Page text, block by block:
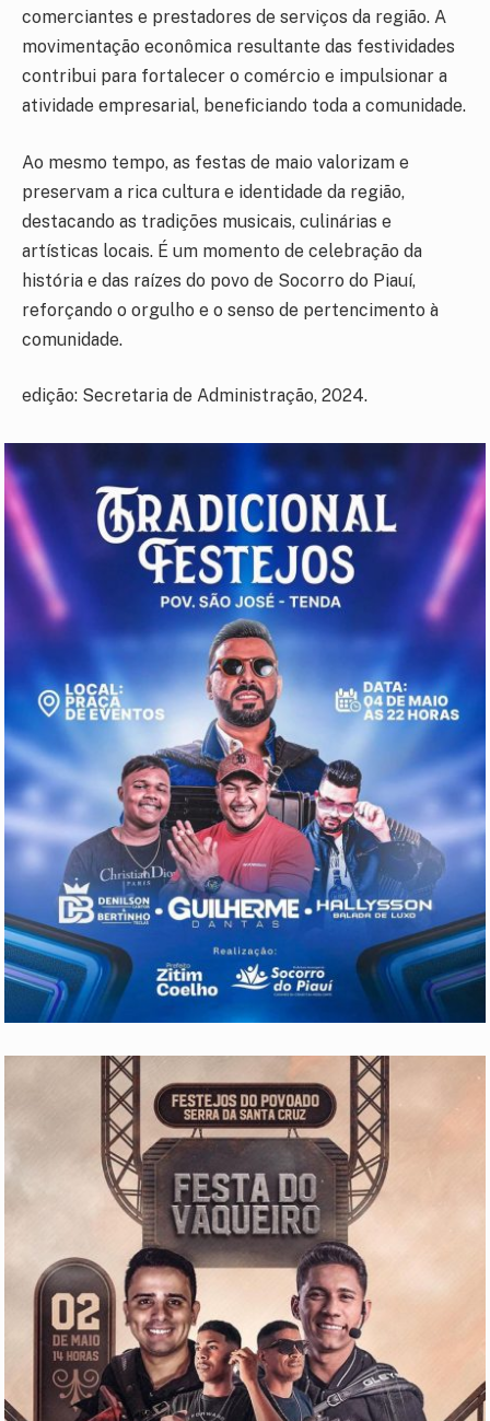
comerciantes e prestadores de serviços da região. A
movimentação econômica resultante das festividades
contribui para fortalecer o comércio e impulsionar a
atividade empresarial, beneficiando toda a comunidade.
Ao mesmo tempo, as festas de maio valorizam e
preservam a rica cultura e identidade da região,
destacando as tradições musicais, culinárias e
artísticas locais. É um momento de celebração da
história e das raízes do povo de Socorro do Piauí,
reforçando o orgulho e o senso de pertencimento à
comunidade.
edição: Secretaria de Administração, 2024.